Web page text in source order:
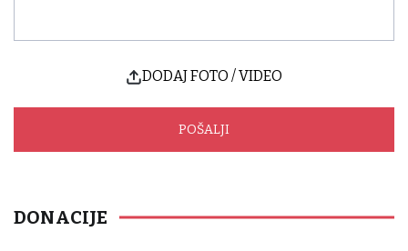
DODAJ FOTO / VIDEO
DONACIJE